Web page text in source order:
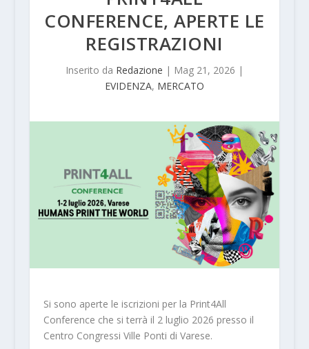
CONFERENCE, APERTE LE
REGISTRAZIONI
Inserito da Redazione | Mag 21, 2026 |
EVIDENZA, MERCATO
Si sono aperte le iscrizioni per la Print4All
Conference che si terrà il 2 luglio 2026 presso il
Centro Congressi Ville Ponti di Varese.